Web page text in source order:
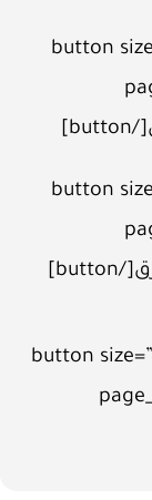
[button
[button
[button